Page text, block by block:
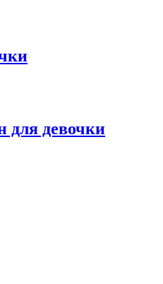
для девочки